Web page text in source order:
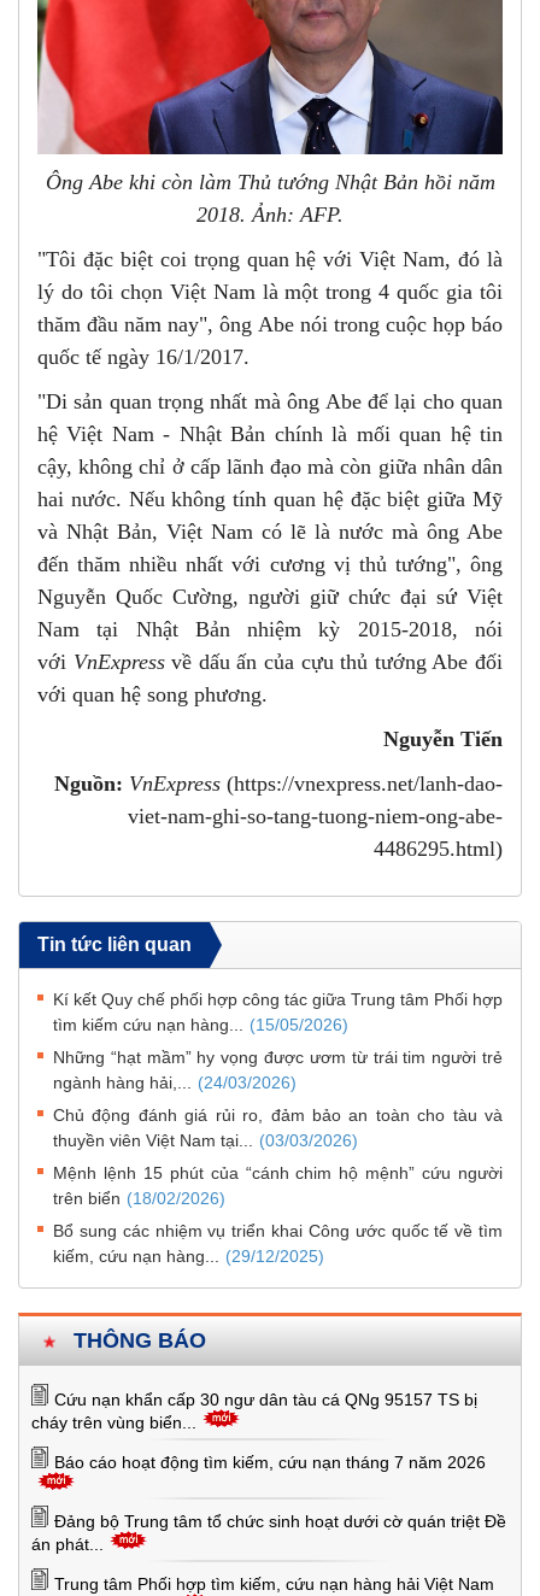
THÔNG BÁO
Cứu nạn khẩn cấp 30 ngư dân tàu cá QNg 95157 TS bị
cháy trên vùng biển...
Báo cáo hoạt động tìm kiếm, cứu nạn tháng 7 năm 2026
Đảng bộ Trung tâm tổ chức sinh hoạt dưới cờ quán triệt Đề
án phát...
Trung tâm Phối hợp tìm kiếm, cứu nạn hàng hải Việt Nam
Ông Abe khi còn làm Thủ tướng Nhật Bản hồi năm
2018. Ảnh: AFP.
"Tôi đặc biệt coi trọng quan hệ với Việt Nam, đó là
lý do tôi chọn Việt Nam là một trong 4 quốc gia tôi
thăm đầu năm nay", ông Abe nói trong cuộc họp báo
quốc tế ngày 16/1/2017.
"Di sản quan trọng nhất mà ông Abe để lại cho quan
hệ Việt Nam - Nhật Bản chính là mối quan hệ tin
cậy, không chỉ ở cấp lãnh đạo mà còn giữa nhân dân
hai nước. Nếu không tính quan hệ đặc biệt giữa Mỹ
và Nhật Bản, Việt Nam có lẽ là nước mà ông Abe
đến thăm nhiều nhất với cương vị thủ tướng", ông
Nguyễn Quốc Cường, người giữ chức đại sứ Việt
Nam tại Nhật Bản nhiệm kỳ 2015-2018, nói
với VnExpressvề dấu ấn của cựu thủ tướng Abe đối
với quan hệ song phương.
Nguyễn Tiến
Nguồn: VnExpress (https://vnexpress.net/lanh-dao-
viet-nam-ghi-so-tang-tuong-niem-ong-abe-
4486295.html)
Tin tức liên quan
Kí kết Quy chế phối hợp công tác giữa Trung tâm Phối hợp
tìm kiếm cứu nạn hàng... (15/05/2026)
Những “hạt mầm” hy vọng được ươm từ trái tim người trẻ
ngành hàng hải,... (24/03/2026)
Chủ động đánh giá rủi ro, đảm bảo an toàn cho tàu và
thuyền viên Việt Nam tại... (03/03/2026)
Mệnh lệnh 15 phút của “cánh chim hộ mệnh” cứu người
trên biển (18/02/2026)
Bổ sung các nhiệm vụ triển khai Công ước quốc tế về tìm
kiếm, cứu nạn hàng... (29/12/2025)